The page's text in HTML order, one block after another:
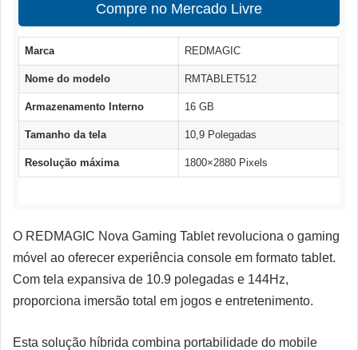
Compre no Mercado Livre
Marca REDMAGIC
Nome do modelo RMTABLET512
Armazenamento Interno 16 GB
Tamanho da tela 10,9 Polegadas
Resolução máxima 1800×2880 Pixels
O REDMAGIC Nova Gaming Tablet revoluciona o gaming
móvel ao oferecer experiência console em formato tablet.
Com tela expansiva de 10.9 polegadas e 144Hz,
proporciona imersão total em jogos e entretenimento.
Esta solução híbrida combina portabilidade do mobile